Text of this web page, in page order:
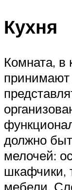
Кухня
Комната, в
должно
мелочей:
шкафчики,
мебели.